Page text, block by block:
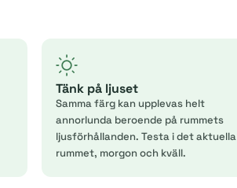
Tänk på ljuset
Samma färg kan upplevas helt
annorlunda beroende på rummets
ljusförhållanden. Testa i det aktuella
rummet, morgon och kväll.